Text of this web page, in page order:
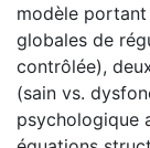
modèle
globales de
contrôlée),
(sain vs.
psychologique